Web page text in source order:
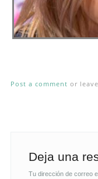
Post a comment or
Deja una
Tu dirección de correo